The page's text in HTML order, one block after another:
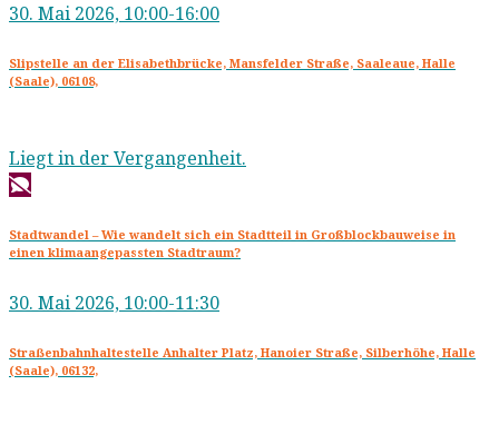
30. Mai 2026, 10:00-16:00
Slipstelle an der Elisabethbrücke, Mansfelder Straße, Saaleaue, Halle
(Saale), 06108,
Liegt in der Vergangenheit.
Stadtwandel – Wie wandelt sich ein Stadtteil in Großblockbauweise in
einen klimaangepassten Stadtraum?
30. Mai 2026, 10:00-11:30
Straẞenbahnhaltestelle Anhalter Platz, Hanoier Straße, Silberhöhe, Halle
(Saale), 06132,